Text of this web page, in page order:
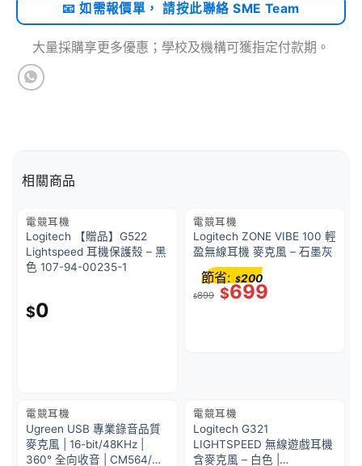
📧 如需報價單， 請按此聯絡 SME Team
大量採購享更多優惠；學校及機構可獲指定付款期。
相關商品
電競耳機
Logitech 【贈品】G522
Lightspeed 耳機保護殼 – 黑
色 107-94-00235-1
$0
電競耳機
Logitech ZONE VIBE 100 輕
盈無線耳機 麥克風 – 石墨灰
$899 $699
節省: $200
電競耳機
Ugreen USB 專業錄音品質
麥克風 | 16-bit/48KHz |
360° 全向收音 | CM564/
電競耳機
Logitech G321
LIGHTSPEED 無線遊戲耳機
含麥克風 – 白色 |